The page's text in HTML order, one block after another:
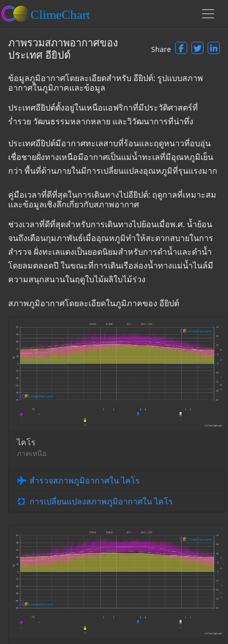
ภาพรวมสภาพอากาศของ
ประเทศ อียิปต์
Share
ข้อมูลภูมิอากาศโดยละเอียดสำหรับ อียิปต์: รูปแบบสภาพ
อากาศในภูมิภาคและข้อมูล
ประเทศอียิปต์ตั้งอยู่ในเหนือแอฟริกาที่มีประวัติศาสตร์ที่
ร่ำรวย วัฒนธรรมหลากหลาย และวิวัฒนาการที่น่าทึ่ง
ประเทศอียิปต์มีอากาศทะเลสาบที่ร้อนและฤดูหนาวที่อบอุ่น
เชื่อชายฝั่งทางเหนือมีอากาศเป็นแม่น้ำทะเลที่มีอุณหภูมิเย็น
กว่า พื้นที่ด้านภายในมีการเปลี่ยนแปลงอุณหภูมิที่รุนแรงมาก
คู่มือเวลาที่ดีที่สุดในการเดินทางไปอียิปต์: ฤดูกาลที่เหมาะสม
และข้อมูลเชิงลึกเกี่ยวกับสภาพอากาศ
ช่วงเวลาที่ดีที่สุดสำหรับการเดินทางไปย้อนเมื่อพ.ศ. น้ำย้อน
จนถึงเดือนกุมภาพันธ์เมื่ออุณหภูมิทำให้สะดวกสบายในการ
สำรวจ ฝั่งทะเลแดงเป็นยอดนิยมสำหรับการดำน้ำและดำน้ำ
โดยลมตลอดปี ในขณะที่การเดินเรือล่องน้ำทางแม่น้ำไนล์มี
ความสนุกสนานในฤดูใบไม้ผลิใบไม้ร่วง
สภาพภูมิอากาศโดยละเอียดในภูมิภาคของ อียิปต์
ไคโร
ภาคเหนือ
สำรวจสภาพภูมิอากาศใน ไคโร
การเปลี่ยนแปลงสภาพภูมิอากาศใน ไคโร